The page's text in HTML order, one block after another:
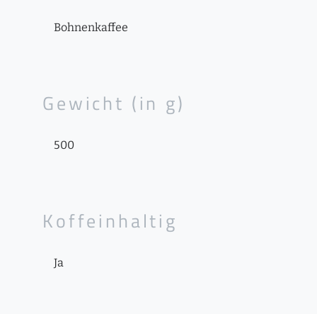
Bohnenkaffee
Gewicht (in g)
500
Koffeinhaltig
Ja